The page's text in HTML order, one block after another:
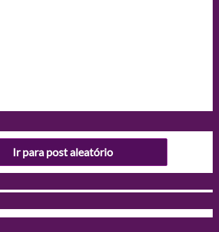
Ir para post aleatório